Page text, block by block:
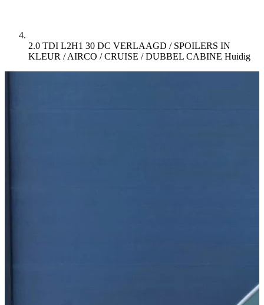
2.0 TDI L2H1 30 DC VERLAAGD / SPOILERS IN
KLEUR / AIRCO / CRUISE / DUBBEL CABINE Huidig